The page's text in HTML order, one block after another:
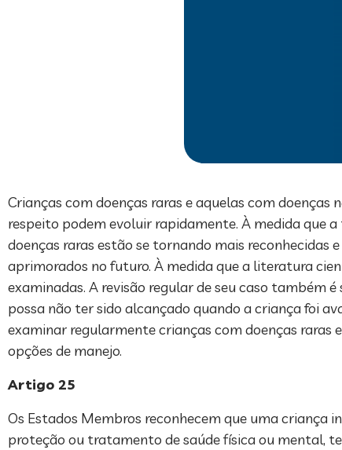
Crianças com doenças raras e aquelas com doenças
respeito podem evoluir rapidamente. À medida que
doenças raras estão se tornando mais
aprimorados no futuro. À medida que a literatura
examinadas. A revisão regular de seu caso também
possa não ter sido alcançado quando a criança foi
examinar regularmente crianças com doenças
opções de manejo.
Artigo 25
Os Estados Membros reconhecem que uma
proteção ou tratamento de saúde física ou mental,